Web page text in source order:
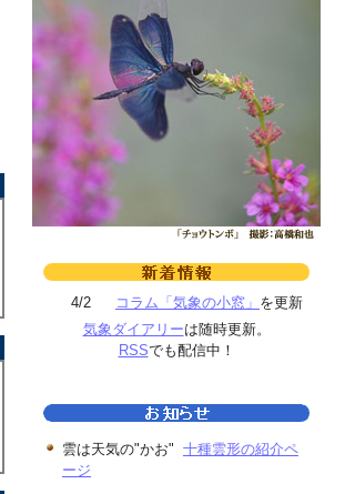
4/2 コラム「気象の小窓」 を更新
気象ダイアリーは随時更新。
RSSでも配信中！
雲は天気の"かお" 十種雲形の紹介ペ
ージ